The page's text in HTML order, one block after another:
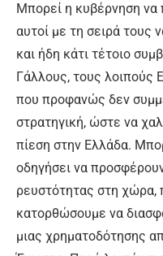
Μπορεί η κυβέρνηση να
αυτοί με τη σειρά τους
και ήδη κάτι τέτοιο
Γάλλους, τους λοιπούς
που προφανώς δεν
στρατηγική, ώστε να
πίεση στην Ελλάδα.
οδηγήσει να
ρευστότητας στη χώρα,
κατορθώσουμε να
μιας χρηματοδότησης